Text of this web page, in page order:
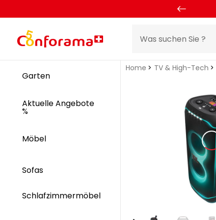
Garten
Aktuelle Angebote
%
Möbel
Sofas
Schlafzimmermöbel
Home TV & High-Tech